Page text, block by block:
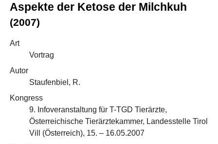
Aspekte der Ketose der Milchkuh
(2007)
Art
Vortrag
Autor
Staufenbiel, R.
Kongress
9. Infoveranstaltung für T-TGD Tierärzte,
Österreichische Tierärztekammer, Landesstelle Tirol
Vill (Österreich), 15. – 16.05.2007